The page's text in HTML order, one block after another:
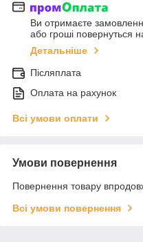
Ви отримаєте
або гроші повернуться
Детальніше
Післяплата
Оплата на рахунок
Всі умови оплати
Умови повернення
Повернення товару
Всі умови повернення